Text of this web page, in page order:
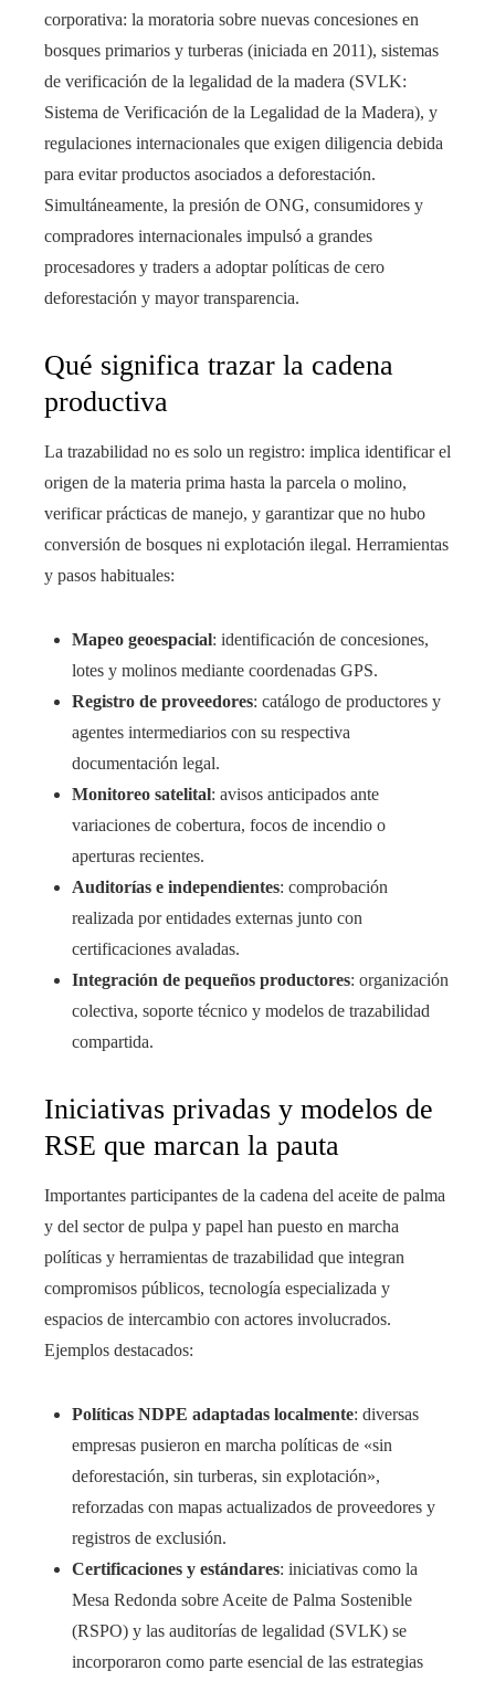
corporativa: la moratoria sobre nuevas concesiones en
bosques primarios y turberas (iniciada en 2011), sistemas
de verificación de la legalidad de la madera (SVLK:
Sistema de Verificación de la Legalidad de la Madera), y
regulaciones internacionales que exigen diligencia debida
para evitar productos asociados a deforestación.
Simultáneamente, la presión de ONG, consumidores y
compradores internacionales impulsó a grandes
procesadores y traders a adoptar políticas de cero
deforestación y mayor transparencia.
Qué significa trazar la cadena
productiva
La trazabilidad no es solo un registro: implica identificar el
origen de la materia prima hasta la parcela o molino,
verificar prácticas de manejo, y garantizar que no hubo
conversión de bosques ni explotación ilegal. Herramientas
y pasos habituales:
Mapeo geoespacial: identificación de concesiones,
lotes y molinos mediante coordenadas GPS.
Registro de proveedores: catálogo de productores y
agentes intermediarios con su respectiva
documentación legal.
Monitoreo satelital: avisos anticipados ante
variaciones de cobertura, focos de incendio o
aperturas recientes.
Auditorías e independientes: comprobación
realizada por entidades externas junto con
certificaciones avaladas.
Integración de pequeños productores: organización
colectiva, soporte técnico y modelos de trazabilidad
compartida.
Iniciativas privadas y modelos de
RSE que marcan la pauta
Importantes participantes de la cadena del aceite de palma
y del sector de pulpa y papel han puesto en marcha
políticas y herramientas de trazabilidad que integran
compromisos públicos, tecnología especializada y
espacios de intercambio con actores involucrados.
Ejemplos destacados:
Políticas NDPE adaptadas localmente: diversas
empresas pusieron en marcha políticas de «sin
deforestación, sin turberas, sin explotación»,
reforzadas con mapas actualizados de proveedores y
registros de exclusión.
Certificaciones y estándares: iniciativas como la
Mesa Redonda sobre Aceite de Palma Sostenible
(RSPO) y las auditorías de legalidad (SVLK) se
incorporaron como parte esencial de las estrategias